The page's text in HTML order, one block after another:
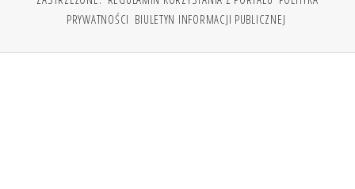
PRYWATNOŚCI BIULETYN INFORMACJI PUBLICZNEJ